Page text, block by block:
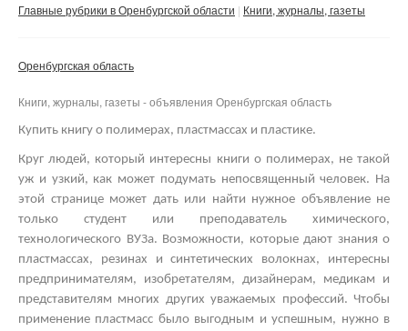
Частные
Применить Сбросить фильтр
Главные рубрики в Оренбургской области Книги, журналы, газеты
Оренбургская область
Книги, журналы, газеты - объявления Оренбургская область
Купить книгу о полимерах, пластмассах и пластике.
Круг людей, который интересны книги о полимерах, не такой
уж и узкий, как может подумать непосвященный человек. На
этой странице может дать или найти нужное объявление не
только студент или преподаватель химического,
технологического ВУЗа. Возможности, которые дают знания о
пластмассах, резинах и синтетических волокнах, интересны
предпринимателям, изобретателям, дизайнерам, медикам и
представителям многих других уважаемых профессий. Чтобы
применение пластмасс было выгодным и успешным, нужно в